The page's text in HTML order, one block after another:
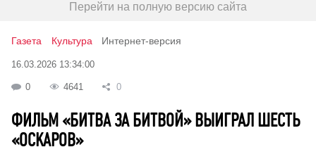
Перейти на полную версию сайта
Газета Культура Интернет-версия
16.03.2026 13:34:00
0 4641 0
ФИЛЬМ «БИТВА ЗА БИТВОЙ» ВЫИГРАЛ ШЕСТЬ
«ОСКАРОВ»